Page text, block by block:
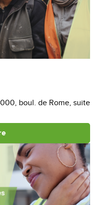
boul. de Rome, suite